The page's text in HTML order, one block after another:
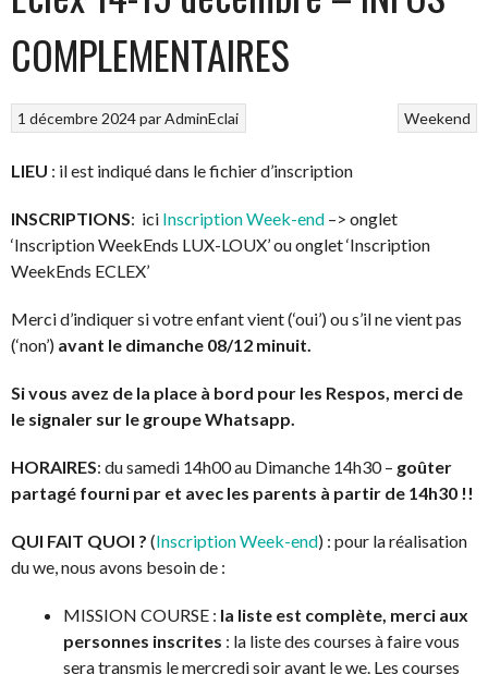
COMPLEMENTAIRES
Weekend
1 décembre 2024parAdminEclai
LIEU : il est indiqué dans le fichier d’inscription
INSCRIPTIONS: ici Inscription Week-end –> onglet
‘Inscription WeekEnds LUX-LOUX’ ou onglet ‘Inscription
WeekEnds ECLEX’
Merci d’indiquer si votre enfant vient (‘oui’) ou s’il ne vient pas
(‘non’) avant le dimanche 08/12 minuit.
Si vous avez de la place à bord pour les Respos, merci de
le signaler sur le groupe Whatsapp.
HORAIRES: du samedi 14h00 au Dimanche 14h30 – goûter
partagé fourni par et avec les parents à partir de 14h30 !!
QUI FAIT QUOI ? (Inscription Week-end) : pour la réalisation
du we, nous avons besoin de :
MISSION COURSE : la liste est complète, merci aux
personnes inscrites : la liste des courses à faire vous
sera transmis le mercredi soir avant le we. Les courses